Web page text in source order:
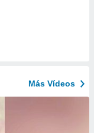
Más Vídeos